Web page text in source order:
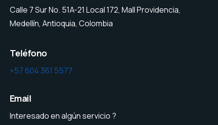
Calle 7 Sur No. 51A-21 Local 172, Mall Providencia,
Medellín, Antioquia, Colombia
Teléfono
+57 604 361 5577
Email
Interesado en algún servicio ?